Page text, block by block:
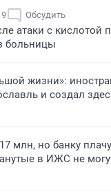
Обсудить
атаки с кислотой
больницы
жизни»:
и создал
млн, но банку
в ИЖС не